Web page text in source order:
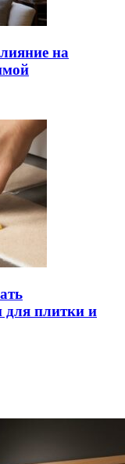
на
для плитки и